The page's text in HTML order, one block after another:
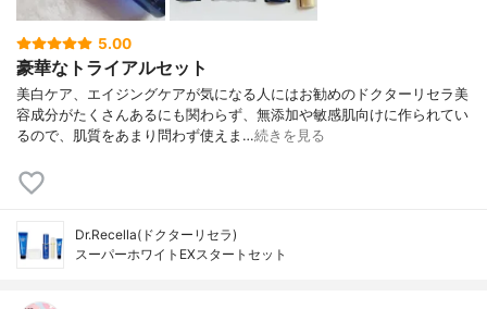
5.00
豪華なトライアルセット
美白ケア、エイジングケアが気になる人にはお勧めのドクターリセラ美
容成分がたくさんあるにも関わらず、無添加や敏感肌向けに作られてい
るので、肌質をあまり問わず使えま…続きを見る
Dr.Recella(ドクターリセラ)
スーパーホワイトEXスタートセット